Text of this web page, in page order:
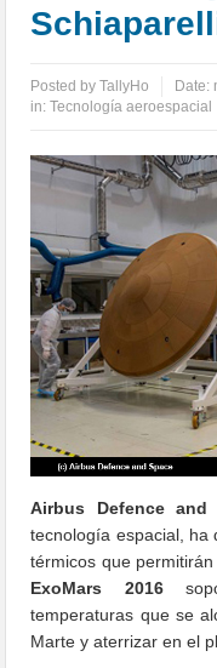
Posted byTallyHo Date:
in:Tecnología aeroespacial
Airbus Defence and
tecnología espacial, ha
térmicos que
ExoMars 2016
temperaturas que se
Marte y aterrizar en el